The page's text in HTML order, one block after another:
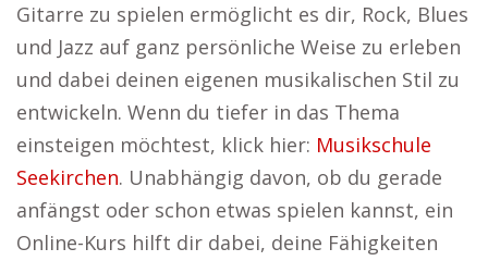
Gitarre zu spielen ermöglicht es dir, Rock, Blues
und Jazz auf ganz persönliche Weise zu erleben
und dabei deinen eigenen musikalischen Stil zu
entwickeln. Wenn du tiefer in das Thema
einsteigen möchtest, klick hier: Musikschule
Seekirchen. Unabhängig davon, ob du gerade
anfängst oder schon etwas spielen kannst, ein
Online-Kurs hilft dir dabei, deine Fähigkeiten